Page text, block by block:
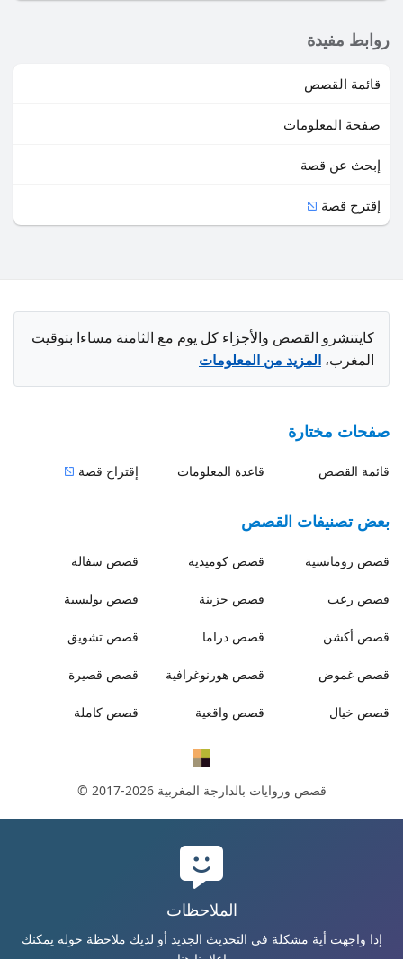
روابط مفيدة
قائمة القصص
صفحة المعلومات
إبحث عن قصة
إقترح قصة
كايتنشرو القصص والأجزاء كل يوم مع الثامنة مساءا بتوقيت
المغرب، المزيد من المعلومات
صفحات مختارة
قائمة القصص قاعدة المعلومات إقتراح قصة
بعض تصنيفات القصص
قصص رومانسية قصص كوميدية قصص سفالة
قصص رعب قصص حزينة قصص بوليسية
قصص أكشن قصص دراما قصص تشويق
قصص غموض قصص هورنوغرافية قصص قصيرة
قصص خيال قصص واقعية قصص كاملة
قصص وروايات بالدارجة المغربية© 2017-2026
الملاحظات
إذا واجهت أية مشكلة في التحديث الجديد أو لديك ملاحظة حوله يمكنك